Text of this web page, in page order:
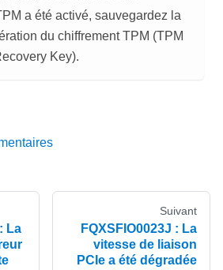
a été activé, sauvegardez la
du chiffrement TPM (TPM
Key).
La
Suivant
FQXSFIO0023J : La
vitesse de liaison
PCIe a été dégradée